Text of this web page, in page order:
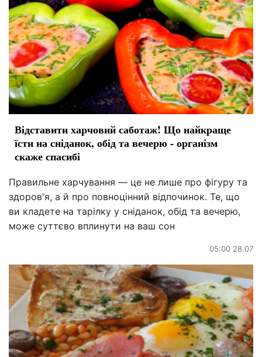
Відставити харчовий саботаж! Що найкраще
їсти на сніданок, обід та вечерю - організм
скаже спасибі
Правильне харчування — це не лише про фігуру та
здоров'я, а й про повноцінний відпочинок. Те, що
ви кладете на тарілку у сніданок, обід та вечерю,
може суттєво вплинути на ваш сон
05:00 28.07